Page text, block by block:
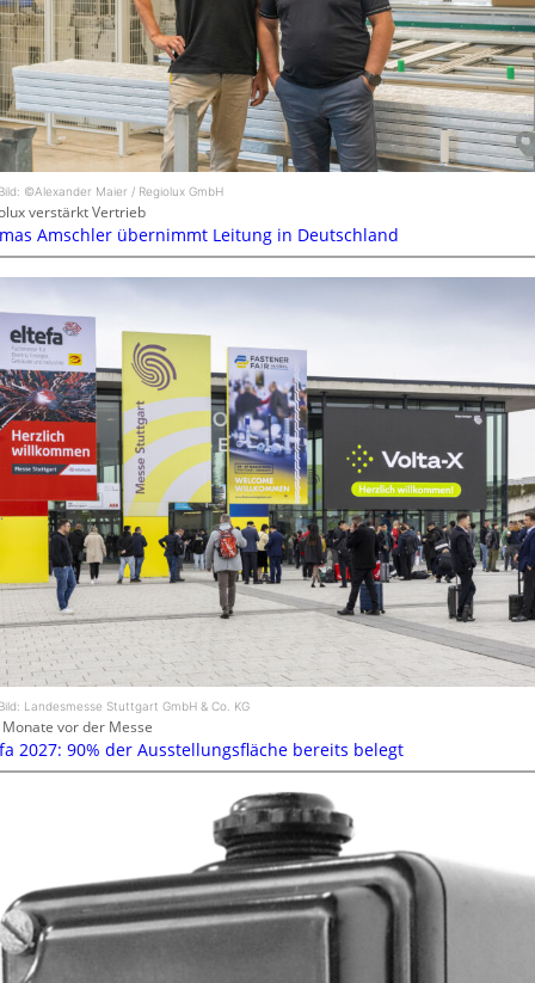
©Alexander Maier / Regiolux GmbH
verstärkt Vertrieb
Amschler übernimmt Leitung in Deutschland
Landesmesse Stuttgart GmbH & Co. KG
vor der Messe
2027: 90% der Ausstellungsfläche bereits belegt